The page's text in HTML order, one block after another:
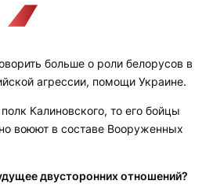
больше о роли белорусов в
агрессии, помощи Украине.
Калиновского, то его бойцы
воюют в составе Вооруженных
двусторонних отношений?